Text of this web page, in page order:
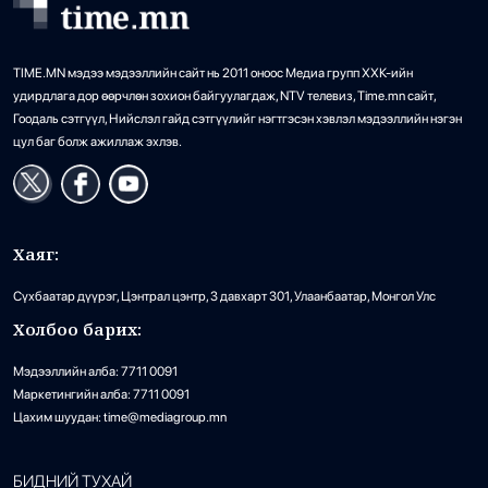
TIME.MN мэдээ мэдээллийн сайт нь 2011 оноос Медиа групп ХХК-ийн
удирдлага дор өөрчлөн зохион байгуулагдаж, NTV телевиз, Time.mn сайт,
Гоодаль сэтгүүл, Нийслэл гайд сэтгүүлийг нэгтгэсэн хэвлэл мэдээллийн нэгэн
цул баг болж ажиллаж эхлэв.
Хаяг:
Сүхбаатар дүүрэг, Цэнтрал цэнтр, 3 давхарт 301, Улаанбаатар, Монгол Улс
Холбоо барих:
Мэдээллийн алба: 7711 0091
Маркетингийн алба: 7711 0091
Цахим шуудан: time@mediagroup.mn
БИДНИЙ ТУХАЙ